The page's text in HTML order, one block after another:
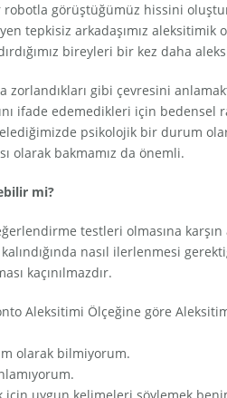
robotla görüştüğümüz hissini
tepkisiz arkadaşımız
bireyleri bir kez daha
zorlandıkları gibi çevresini
ifade edemedikleri için bedensel
psikolojik bir durum
olarak bakmamız da önemli.
mi?
testleri olmasına
nasıl ilerlenmesi
kaçınılmazdır.
Aleksitimi Ölçeğine göre
olarak bilmiyorum.